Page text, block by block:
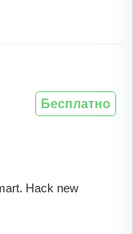
Hack new
Бесплатно